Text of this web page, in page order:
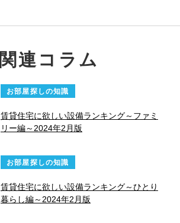
関連コラム
お部屋探しの知識
賃貸住宅に欲しい設備ランキング～ファミ
リー編～2024年2月版
お部屋探しの知識
賃貸住宅に欲しい設備ランキング～ひとり
暮らし編～2024年2月版